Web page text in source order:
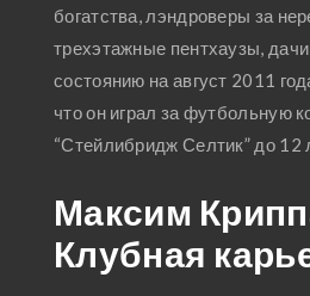
богатства, лэндроверы за
трехэтажные пентхаузы,
состоянию на август 2011
что он играл за футбольную
“Стейлибридж Селтик” до 12
Максим
Клубная